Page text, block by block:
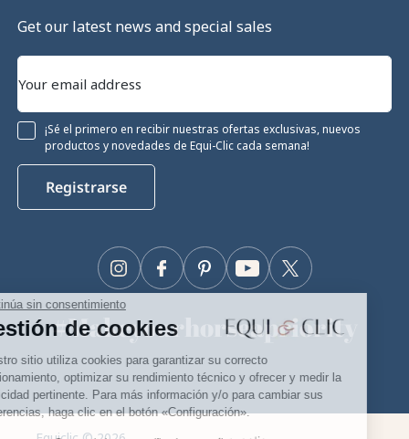
Continúa sin consentimiento
Gestión de cookies
Nuestro sitio utiliza cookies para garantizar su correcto
funcionamiento, optimizar su rendimiento técnico y ofrecer y medir la
publicidad pertinente. Para más información y/o para cambiar sus
preferencias, haga clic en el botón «Configuración».
Get our latest news and special sales
¡Sé el primero en recibir nuestras ofertas exclusivas, nuevos
productos y novedades de Equi-Clic cada semana!
Registrarse
Facebook Twitter
YouTube
Pinterest
Instagram
#Makeyourhorseapriority
🫶